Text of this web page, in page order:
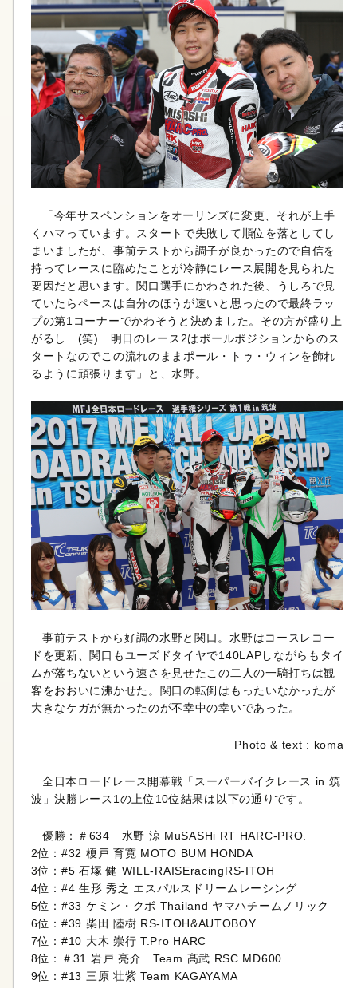
「今年サスペンションをオーリンズに変更、それが上手
くハマっています。スタートで失敗して順位を落としてし
まいましたが、事前テストから調子が良かったので自信を
持ってレースに臨めたことが冷静にレース展開を見られた
要因だと思います。関口選手にかわされた後、うしろで見
ていたらペースは自分のほうが速いと思ったので最終ラッ
プの第1コーナーでかわそうと決めました。その方が盛り上
がるし…(笑) 明日のレース2はポールポジションからのス
タートなのでこの流れのままポール・トゥ・ウィンを飾れ
るように頑張ります」と、水野。
事前テストから好調の水野と関口。水野はコースレコー
ドを更新、関口もユーズドタイヤで140LAPしながらもタイ
ムが落ちないという速さを見せたこの二人の一騎打ちは観
客をおおいに沸かせた。関口の転倒はもったいなかったが
大きなケガが無かったのが不幸中の幸いであった。
Photo & text : koma
全日本ロードレース開幕戦「スーパーバイクレース in 筑
波」決勝レース1の上位10位結果は以下の通りです。
優勝：＃634 水野 涼 MuSASHi RT HARC-PRO.
2位：#32 榎戸 育寛 MOTO BUM HONDA
3位：#5 石塚 健 WILL-RAISEracingRS-ITOH
4位：#4 生形 秀之 エスパルスドリームレーシング
5位：#33 ケミン・クボ Thailand ヤマハチームノリック
6位：#39 柴田 陸樹 RS-ITOH&AUTOBOY
7位：#10 大木 崇行 T.Pro HARC
8位：＃31 岩戸 亮介 Team 髙武 RSC MD600
9位：#13 三原 壮紫 Team KAGAYAMA